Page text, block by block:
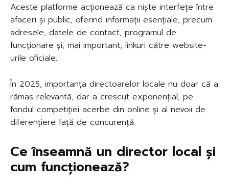
Aceste platforme acționează ca niște interfețe între
afaceri și public, oferind informații esențiale, precum
adresele, datele de contact, programul de
funcționare și, mai important, linkuri către website-
urile oficiale.
În 2025, importanța directoarelor locale nu doar că a
rămas relevantă, dar a crescut exponențial, pe
fondul competiției acerbe din online și al nevoii de
diferențiere față de concurență.
Ce înseamnă un director local și
cum funcționează?